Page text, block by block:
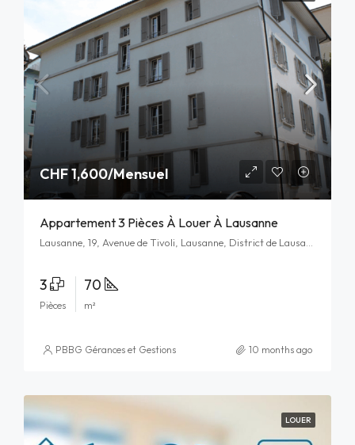
CHF 1,600/Mensuel
Appartement 3 Pièces À Louer À Lausanne
3
Pièces
70
m²
PBBG Gérances et Gestions Immobilières SA 10 months ago
LOUER